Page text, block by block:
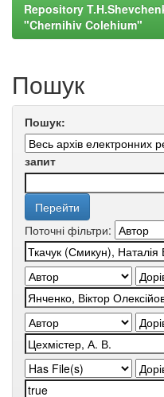
Repository
"Chernihiv Colehium"
Пошук
Пошук:
запит
Поточні фільтри: